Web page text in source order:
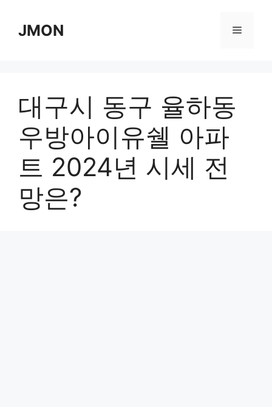
contentJMON Menu
대구시 동구 율하동
우방아이유쉘 아파
트 2024년 시세 전
망은?